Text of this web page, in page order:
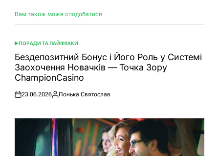
Вам також може сподобатися
ОПУБЛІКУВАТИ
У
ПОРАДИ ТА ЛАЙФХАКИ
Бездепозитний Бонус і Його Роль у Системі
Заохочення Новачків — Точка Зору
ChampionCasino
Оприлюднено
23.06.2026
Опубліковано
Понька Святослав